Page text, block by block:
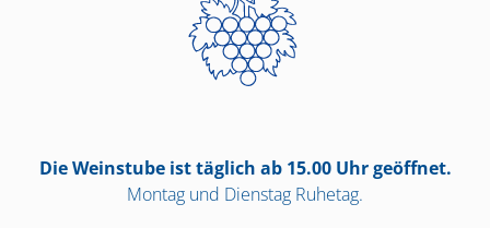
Die Weinstube ist täglich ab 15.00 Uhr geöffnet.
Montag und Dienstag Ruhetag.